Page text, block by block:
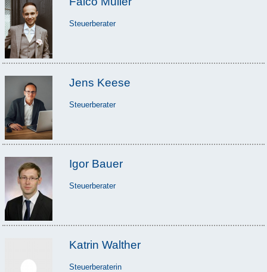
Steuerberater
Jens Keese
Steuerberater
Igor Bauer
Steuerberater
Katrin Walther
Steuerberaterin